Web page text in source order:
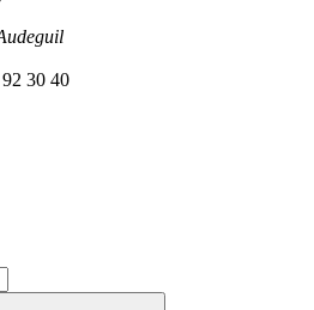
30 40